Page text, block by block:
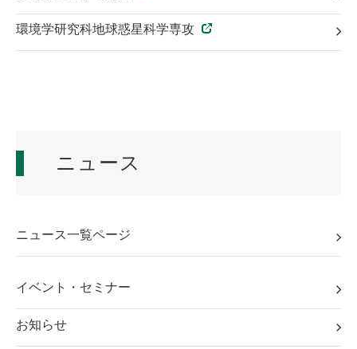
環境学研究科地球惑星科学専攻
ニュース
ニュース一覧ページ
イベント・セミナー
お知らせ